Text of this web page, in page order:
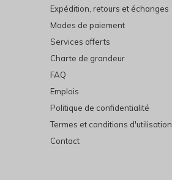
Expédition, retours et échanges
Modes de paiement
Services offerts
Charte de grandeur
FAQ
Emplois
Politique de confidentialité
Termes et conditions d'utilisation
Contact